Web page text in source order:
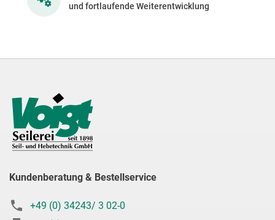
und fortlaufende Weiterentwicklung
Kundenberatung & Bestellservice
+49 (0) 34243/ 3 02-0